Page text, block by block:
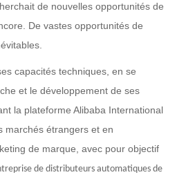
de nouvelles opportunités de
De vastes opportunités de
capacités techniques, en se
et le développement de ses
la plateforme Alibaba International
marchés étrangers et en
de marque, avec pour objectif
de distributeurs automatiques de